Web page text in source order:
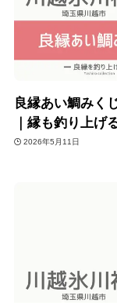
良縁あい鯛みく
｜縁も釣り上げ
2026年5月11日